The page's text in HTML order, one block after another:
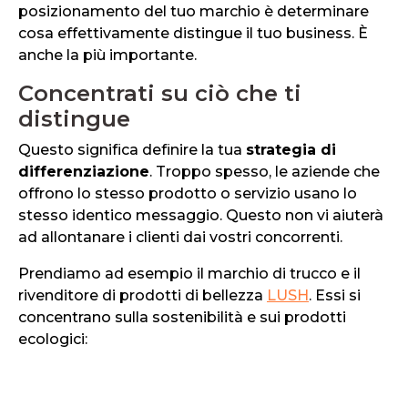
posizionamento del tuo marchio è determinare
cosa effettivamente distingue il tuo business. È
anche la più importante.
Concentrati su ciò che ti
distingue
Questo significa definire la tua strategia di
differenziazione. Troppo spesso, le aziende che
offrono lo stesso prodotto o servizio usano lo
stesso identico messaggio. Questo non vi aiuterà
ad allontanare i clienti dai vostri concorrenti.
Prendiamo ad esempio il marchio di trucco e il
rivenditore di prodotti di bellezza LUSH. Essi si
concentrano sulla sostenibilità e sui prodotti
ecologici: